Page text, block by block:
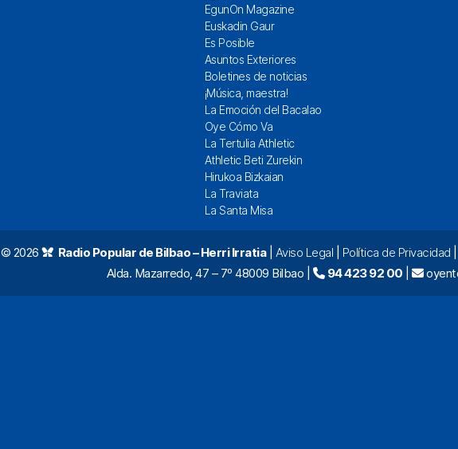
EgunOn Magazine
Euskadin Gaur
Es Posible
Asuntos Exteriores
Boletines de noticias
¡Música, maestra!
La Emoción del Bacalao
Oye Cómo Va
La Tertulia Athletic
Athletic Beti Zurekin
Hirukoa Bizkaian
La Traviata
La Santa Misa
© 2026 Radio Popular de Bilbao – Herri Irratia| Aviso Legal Política de Privacidad
Alda. Mazarredo, 47 – 7º 48009 Bilbao |
94 423 92 00 |